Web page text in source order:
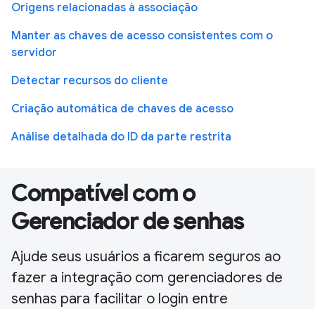
Origens relacionadas à associação
Manter as chaves de acesso consistentes com o
servidor
Detectar recursos do cliente
Criação automática de chaves de acesso
Análise detalhada do ID da parte restrita
Compatível com o
Gerenciador de senhas
Ajude seus usuários a ficarem seguros ao
fazer a integração com gerenciadores de
senhas para facilitar o login entre